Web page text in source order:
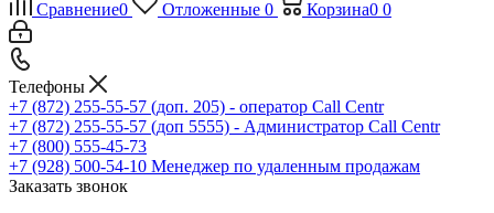
Сравнение0 Отложенные 0 Корзина0 0
Телефоны
+7 (872) 255-55-57 (доп. 205) - оператор Call Centr
+7 (872) 255-55-57 (доп 5555) - Администратор Call Centr
+7 (800) 555-45-73
+7 (928) 500-54-10 Менеджер по удаленным продажам
Заказать звонок